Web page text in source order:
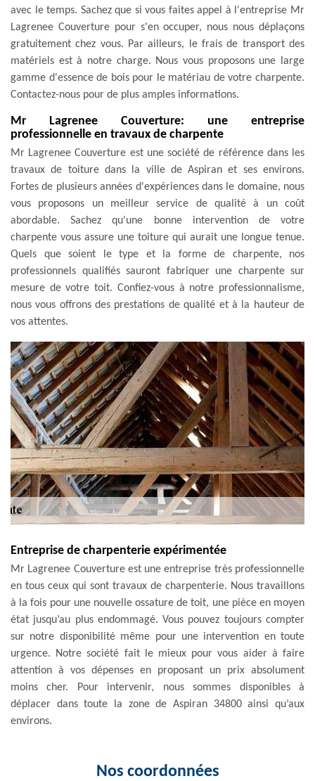
avec le temps. Sachez que si vous faites appel à l'entreprise Mr
Lagrenee Couverture pour s'en occuper, nous nous déplaçons
gratuitement chez vous. Par ailleurs, le frais de transport des
matériels est à notre charge. Nous vous proposons une large
gamme d'essence de bois pour le matériau de votre charpente.
Contactez-nous pour de plus amples informations.
Mr Lagrenee Couverture: une entreprise
professionnelle en travaux de charpente
Mr Lagrenee Couverture est une société de référence dans les
travaux de toiture dans la ville de Aspiran et ses environs.
Fortes de plusieurs années d'expériences dans le domaine, nous
vous proposons un meilleur service de qualité à un coût
abordable. Sachez qu'une bonne intervention de votre
charpente vous assure une toiture qui aurait une longue tenue.
Quels que soient le type et la forme de charpente, nos
professionnels qualifiés sauront fabriquer une charpente sur
mesure de votre toit. Confiez-vous à notre professionnalisme,
nous vous offrons des prestations de qualité et à la hauteur de
vos attentes.
Entreprise de charpenterie expérimentée
Mr Lagrenee Couverture est une entreprise très professionnelle
en tous ceux qui sont travaux de charpenterie. Nous travaillons
à la fois pour une nouvelle ossature de toit, une pièce en moyen
état jusqu’au plus endommagé. Vous pouvez toujours compter
sur notre disponibilité même pour une intervention en toute
urgence. Notre société fait le mieux pour vous aider à faire
attention à vos dépenses en proposant un prix absolument
moins cher. Pour intervenir, nous sommes disponibles à
déplacer dans toute la zone de Aspiran 34800 ainsi qu’aux
environs.
Nos coordonnées